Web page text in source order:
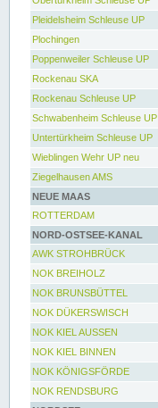
Pleidelsheim Schleuse UP
Plochingen
Poppenweiler Schleuse UP
Rockenau SKA
Rockenau Schleuse UP
Schwabenheim Schleuse UP
Untertürkheim Schleuse UP
Wieblingen Wehr UP neu
Ziegelhausen AMS
NEUE MAAS
ROTTERDAM
NORD-OSTSEE-KANAL
AWK STROHBRÜCK
NOK BREIHOLZ
NOK BRUNSBÜTTEL
NOK DÜKERSWISCH
NOK KIEL AUSSEN
NOK KIEL BINNEN
NOK KÖNIGSFÖRDE
NOK RENDSBURG